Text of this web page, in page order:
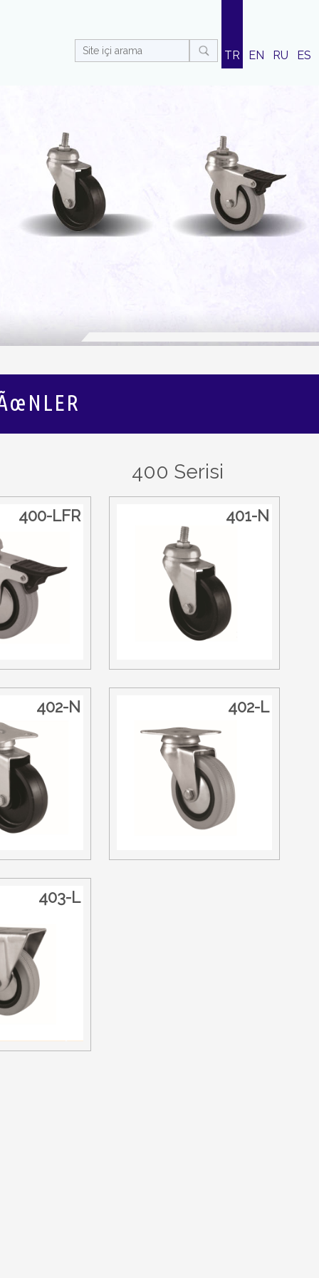
TR EN RU ES
400 Serisi
400-LFR 401-N
402-N 402-L
403-L